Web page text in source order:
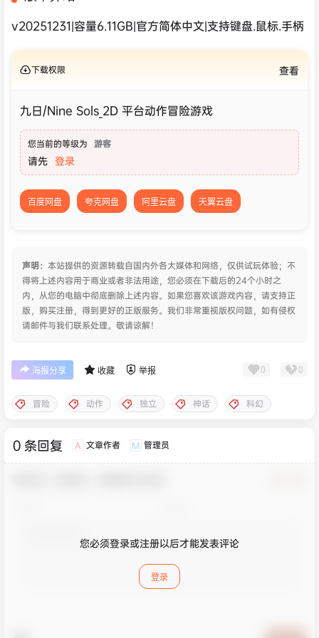
v20251231|容量6.11GB|官方简体中文|支持键盘.鼠标.手柄
下载权限 查看
九日/Nine Sols_2D 平台动作冒险游戏
您当前的等级为 游客
请先 登录
百度网盘 夸克网盘 阿里云盘 天翼云盘
声明： 本站提供的资源转载自国内外各大媒体和网络，仅供试玩体验；不
得将上述内容用于商业或者非法用途，您必须在下载后的24个小时之
内，从您的电脑中彻底删除上述内容。如果您喜欢该游戏内容，请支持正
版，购买注册，得到更好的正版服务。我们非常重视版权问题，如有侵权
请邮件与我们联系处理。敬请谅解！
海报分享 收藏 举报 0 0
冒险 动作 独立 神话 科幻
0 条回复 A 文章作者 M 管理员
您必须登录或注册以后才能发表评论
登录